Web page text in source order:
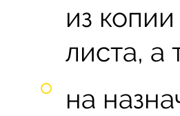
из
листа, а
на